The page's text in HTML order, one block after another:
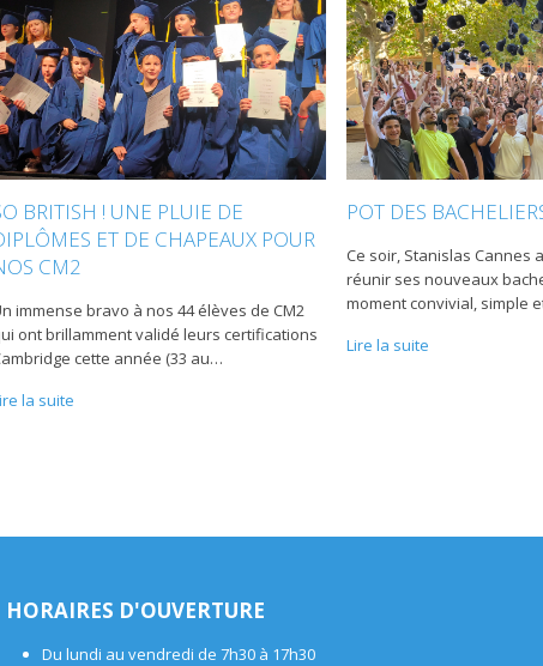
BRITISH ! UNE PLUIE DE
ET DE CHAPEAUX POUR
CM2
immense bravo à nos 44 élèves de CM2
ont brillamment validé leurs certifications
cette année (33 au…
la suite
POT DES
Ce soir, Stanislas Cannes
réunir ses nouveaux
moment convivial, simple
Lire la suite
HORAIRES D'OUVERTURE
Du lundi au vendredi de 7h30 à 17h30